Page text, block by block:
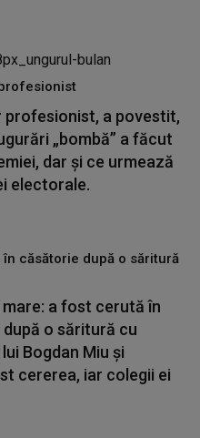
profesionist, a povestit,
„bombă” a făcut
dar și ce urmează
electorale.
căsătorie după o săritură
a fost cerută în
o săritură cu
Bogdan Miu și
cererea, iar colegii ei